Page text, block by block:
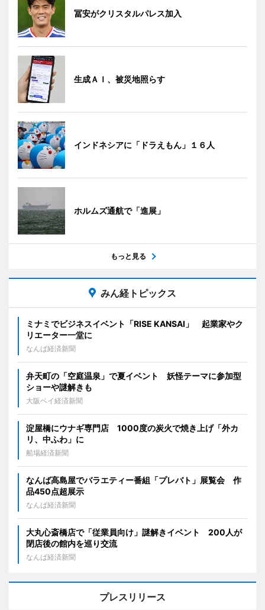
冨安がクリスタルパレス加入
生成ＡＩ、被災地照らす
インドネシアに「ドラえもん」１６人
ホルムズ通航で「進展」
もっと見る
みん経トピックス
ミナミでビジネスイベント「RISE KANSAI」 起業家やク
リエーター一堂に
なんば経済新聞
弁天町の「空庭温泉」で夏イベント 妖怪テーマに参加型
ショーや謎解きも
大阪ベイ経済新聞
淀屋橋にウナギ専門店 1000度の炭火で焼き上げ「外カ
リ、中ふわ」に
船場経済新聞
なんば高島屋でバラエティー番組「プレバト」展覧会 作
品450点超展示
なんば経済新聞
大丸心斎橋店で「従業員向け」謎解きイベント 200人が
閉店後の館内を巡り交流
なんば経済新聞
プレスリリース